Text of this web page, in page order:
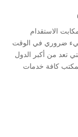
الاستقدام
شيء ضروري في الوقت
تعد من أكبر الدول
كافة خدمات